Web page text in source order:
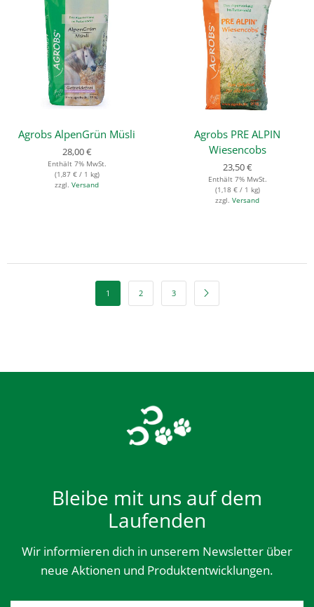
Agrobs AlpenGrün Müsli
28,00€
Enthält 7% MwSt.
(1,87 €/ 1 kg)
zzgl. Versand
Agrobs PRE ALPIN
Wiesencobs
23,50€
Enthält 7% MwSt.
(1,18 €/ 1 kg)
zzgl. Versand
1 2 3
Bleibe mit uns auf dem
Laufenden
Wir informieren dich in unserem Newsletter über
neue Aktionen und Produktentwicklungen.